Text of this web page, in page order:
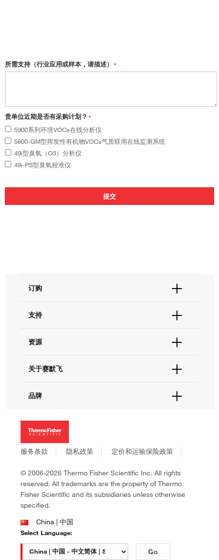
所需支持（行业应用或样本，请描述） *
贵单位近期是否有采购计划？ *
5900系列环境VOCs在线分析仪
5800-GM型挥发性有机物VOCs气质联用在线监测系统
49i型臭氧（O3）分析仪
49i-PS型臭氧校准仪
订购
订单支持
现货供应中心
支持
联系我们 - 400 820 8982
查找文件&证书
资源
促销
社交媒体
关于赛默飞
招聘
新闻
社会责任
商标
品牌
Applied Biosystems
Invitrogen
Gibco
Unity Lab Services
Patheon
PPD
服务条款 隐私政策 定价和运输保险政策
© 2006-2026 Thermo Fisher Scientific Inc. All rights
reserved. All trademarks are the property of Thermo
Fisher Scientific and its subsidiaries unless otherwise
specified.
China | 中国
Select Language:
Go